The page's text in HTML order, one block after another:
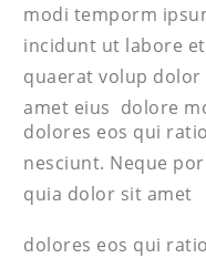
modi temporm
incidunt ut labore
quaerat volup
amet eius dolore
dolores eos qui
nesciunt. Neque
quia dolor sit amet
dolores eos qui